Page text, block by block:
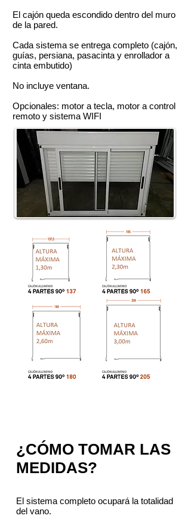
El cajón queda escondido dentro del muro
de la pared.
Cada sistema se entrega completo (cajón,
guías, persiana, pasacinta y enrollador a
cinta embutido)
No incluye ventana.
Opcionales: motor a tecla, motor a control
remoto y sistema WIFI
¿CÓMO TOMAR LAS
MEDIDAS?
El sistema completo ocupará la totalidad
del vano.